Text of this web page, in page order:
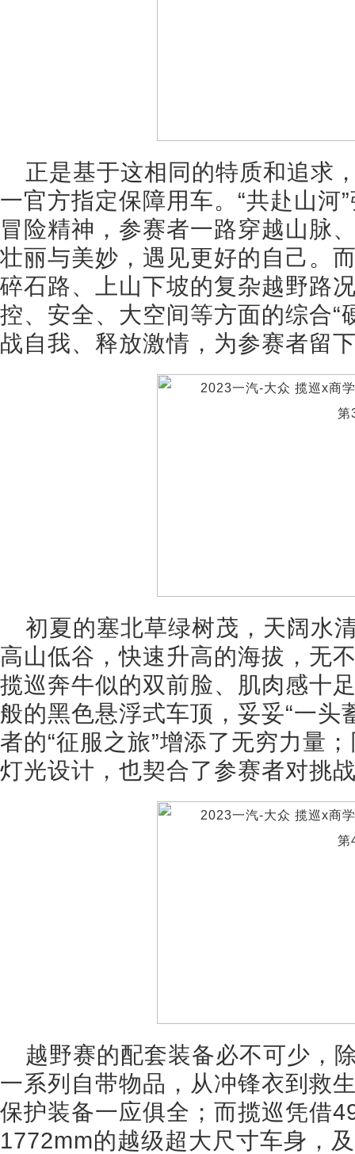
正是基于这相同的特质和追求
一官方指定保障用车。“共赴山河
冒险精神，参赛者一路穿越山脉
壮丽与美妙，遇见更好的自己。
碎石路、上山下坡的复杂越野路
控、安全、大空间等方面的综合“
战自我、释放激情，为参赛者留
初夏的塞北草绿树茂，天阔水
高山低谷，快速升高的海拔，无
揽巡奔牛似的双前脸、肌肉感十
般的黑色悬浮式车顶，妥妥“一头
者的“征服之旅”增添了无穷力量
灯光设计，也契合了参赛者对挑
越野赛的配套装备必不可少，
一系列自带物品，从冲锋衣到救
保护装备一应俱全；而揽巡凭借
1772mm的越级超大尺寸车身，